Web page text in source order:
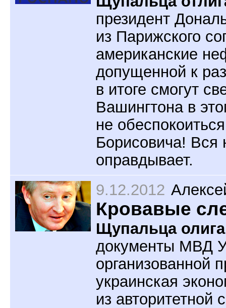
президент
из Парижского
американские
допущенной к
в итоге смогут
Вашингтона в
не
Борисовича! Вся
оправдывает.
9.12.2012
Кровавые
Щупальца
документы МВД
организованной
украинская
из авторитетной